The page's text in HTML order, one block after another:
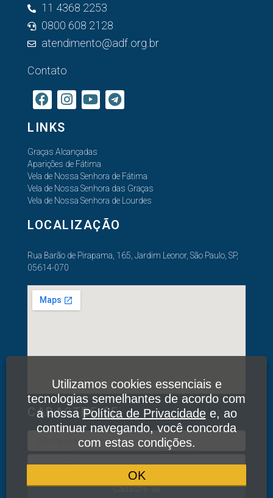
11 4368 2253
0800 608 2128
atendimento@adf.org.br
Contato
LINKS
Graças Alcançadas
Aparições de Fátima
Vela de Nossa Senhora de Fátima
Vela de Nossa Senhora das Graças
Vela de Nossa Senhora de Lourdes
LOCALIZAÇÃO
Rua Barão de Pirapama, 165, Jardim Leonor, São Paulo, SP,
05614-070
CADASTRE-SE
Cadastre-se
Utilizamos cookies essenciais e
tecnologias semelhantes de acordo com
a nossaPolítica de Privacidadee, ao
continuar navegando, você concorda
com estas condições.
OK